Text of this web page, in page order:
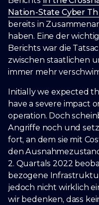
Nation-State Cyber
bereits in
haben. Eine der
Berichts war die
zwischen staatlichen
immer mehr
Initially we expected
have a severe impact
operation. Doch
Angriffe noch und
fort, an dem sie mit
den
2. Quartals 2022
bezogene
jedoch nicht wirklich
wir bedenken, dass